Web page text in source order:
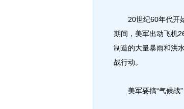
20世纪60年代开始
期间，美军出动飞机
制造的大量暴雨和洪
战行动。
美军要搞“气候战”